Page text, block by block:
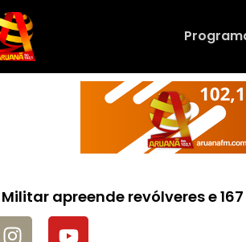
apreende revólveres e